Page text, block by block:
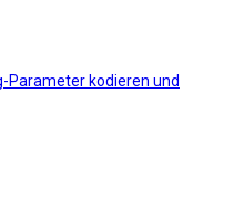
Parameter kodieren und